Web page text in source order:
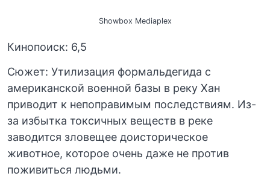
Showbox Mediaplex
Кинопоиск: 6,5
Сюжет: Утилизация формальдегида с
американской военной базы в реку Хан
приводит к непоправимым последствиям. Из-
за избытка токсичных веществ в реке
заводится зловещее доисторическое
животное, которое очень даже не против
поживиться людьми.